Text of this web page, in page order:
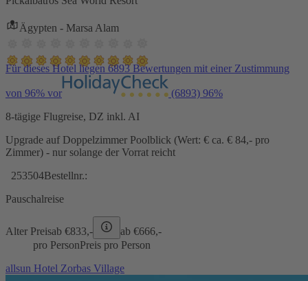
Ägypten - Marsa Alam
Für dieses Hotel liegen 6893 Bewertungen mit einer Zustimmung
von 96% vor (6893) 96%
8-tägige Flugreise, DZ inkl. AI
Upgrade auf Doppelzimmer Poolblick (Wert: € ca. € 84,- pro
Zimmer) - nur solange der Vorrat reicht
253504Bestellnr.:
Pauschalreise
Alter Preisab €833,- ab €666,-
pro PersonPreis pro Person
allsun Hotel Zorbas Village